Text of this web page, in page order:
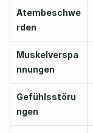
Atembeschwe
rden
Muskelverspa
nnungen
Gefühlsstöru
ngen